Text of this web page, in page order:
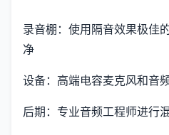
录音棚：使用隔音效果极佳
净
设备：高端电容麦克风和音
后期：专业音频工程师进行